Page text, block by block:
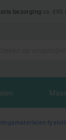
bezorging va. €95